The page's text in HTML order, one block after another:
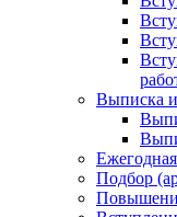
Выписка
Подбор